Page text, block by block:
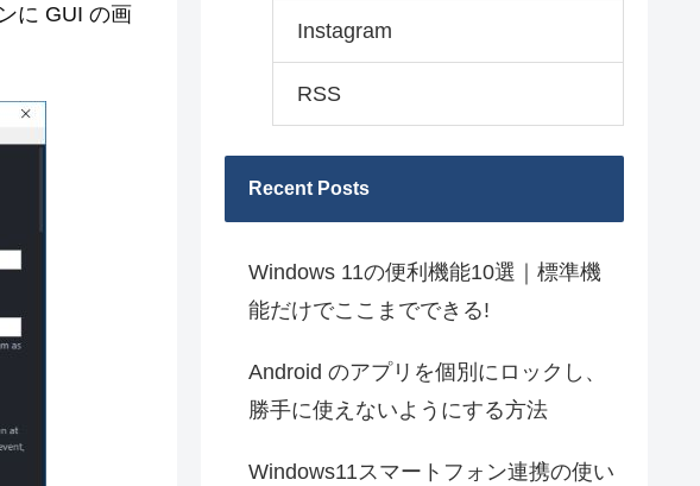
に GUI の画
Instagram
RSS
Recent Posts
Windows 11の便利機能10選｜標準機
能だけでここまでできる!
Android のアプリを個別にロックし、
勝手に使えないようにする方法
Windows11スマートフォン連携の使い